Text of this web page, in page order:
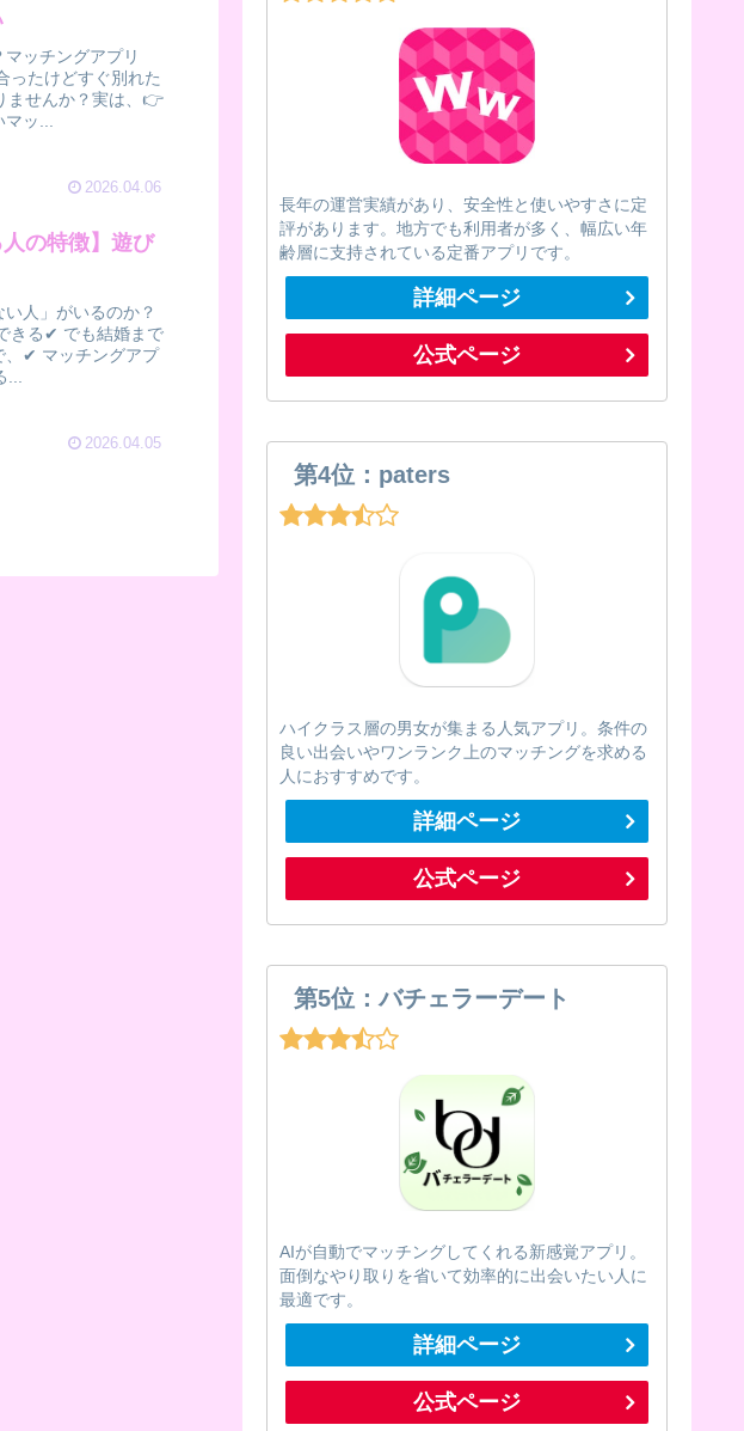
ッチングアプリ
たけどすぐ別れた
ませんか？実は、👉
ッ...
2026.04.06
人の特徴】遊び
人」がいるのか？
きる✔ でも結婚まで
、✔ マッチングアプ
2026.04.05
長年の運営実績があり、安全性と使いやすさに定
評があります。地方でも利用者が多く、幅広い年
齢層に支持されている定番アプリです。
詳細ページ
公式ページ
第4位：paters
ハイクラス層の男女が集まる人気アプリ。条件の
良い出会いやワンランク上のマッチングを求める
人におすすめです。
詳細ページ
公式ページ
第5位：バチェラーデート
AIが自動でマッチングしてくれる新感覚アプリ。
面倒なやり取りを省いて効率的に出会いたい人に
最適です。
詳細ページ
公式ページ